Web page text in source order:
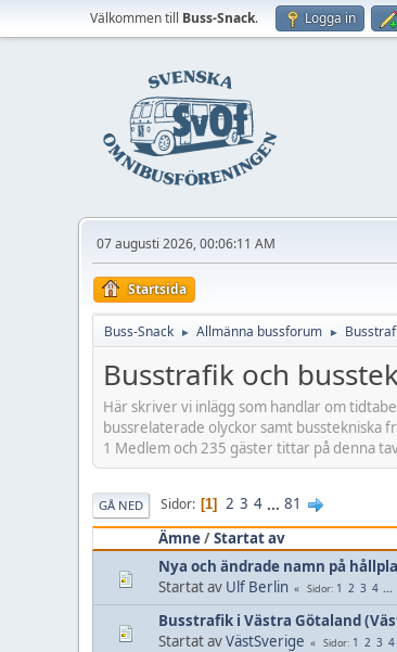
Välkommen till Buss-Snack. Logga in
07 augusti 2026, 00:06:11 AM
Startsida
Buss-Snack ► Allmänna bussforum ►
Busstrafik och
Här skriver vi inlägg som handlar om
bussrelaterade olyckor samt busstekniska
1 Medlem och 235 gäster tittar på denna
GÅ NED Sidor 1 2 3 4 ... 81
Ämne/Startat av
Nya och ändrade namn på
Startat av Ulf Berlin Sidor 1 2 3 4 ...
Busstrafik i Västra Götaland
Startat avVästSverige Sidor 1 2 3 4